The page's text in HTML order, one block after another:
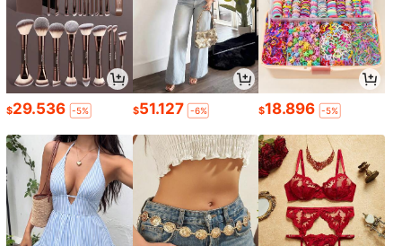
$29.536 -5% $51.127 -6% $18.896 -5%